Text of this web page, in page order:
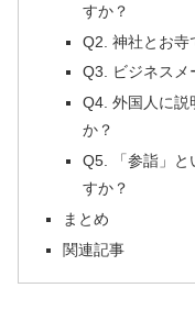
すか？
Q2. 神社とお寺
Q3. ビジネスメ
Q4. 外国人に説
か？
Q5. 「参詣」と
すか？
まとめ
関連記事